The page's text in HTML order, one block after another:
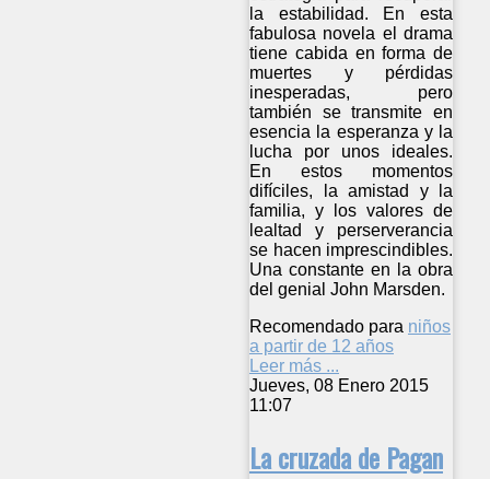
la estabilidad. En esta
fabulosa novela el drama
tiene cabida en forma de
muertes y pérdidas
inesperadas, pero
también se transmite en
esencia la esperanza y la
lucha por unos ideales.
En estos momentos
difíciles, la amistad y la
familia, y los valores de
lealtad y perserverancia
se hacen imprescindibles.
Una constante en la obra
del genial John Marsden.
Recomendado para niños
a partir de 12 años
Leer más ...
Jueves, 08 Enero 2015
11:07
La cruzada de Pagan